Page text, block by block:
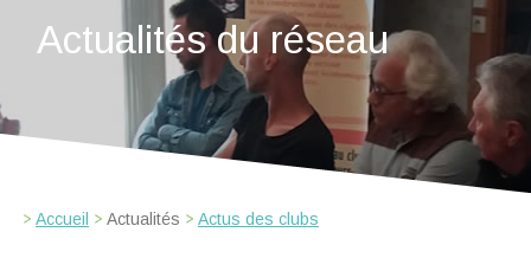
Actualités du réseau
Accueil Actualités Actus des clubs